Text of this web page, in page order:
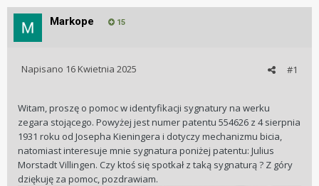
Markope 15
#1
Napisano 16 Kwietnia 2025
Witam, proszę o pomoc w identyfikacji sygnatury na werku
zegara stojącego. Powyżej jest numer patentu 554626 z 4 sierpnia
1931 roku od Josepha Kieningera i dotyczy mechanizmu bicia,
natomiast interesuje mnie sygnatura poniżej patentu: Julius
Morstadt Villingen. Czy ktoś się spotkał z taką sygnaturą ? Z góry
dziękuję za pomoc, pozdrawiam.